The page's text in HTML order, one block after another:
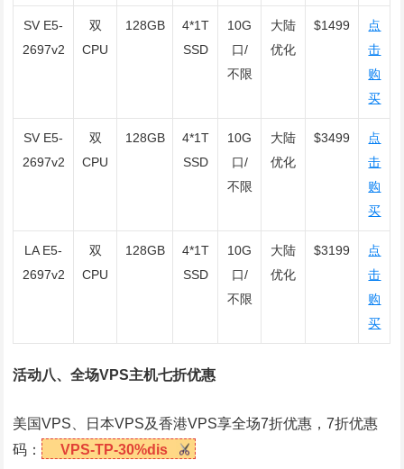
SV E5-
2697v2
双
CPU
128GB
4*1T
SSD
10G
口/
不限
大陆
优化
$1499
点
击
购
买
SV E5-
2697v2
双
CPU
128GB
4*1T
SSD
10G
口/
不限
大陆
优化
$3499
点
击
购
买
LA E5-
2697v2
双
CPU
128GB
4*1T
SSD
10G
口/
不限
大陆
优化
$3199
点
击
购
买
活动八、全场VPS主机七折优惠
美国VPS、日本VPS及香港VPS享全场7折优惠，7折优惠
码：
VPS-TP-30%dis